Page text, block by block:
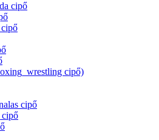
cipő
cipő)
cipő